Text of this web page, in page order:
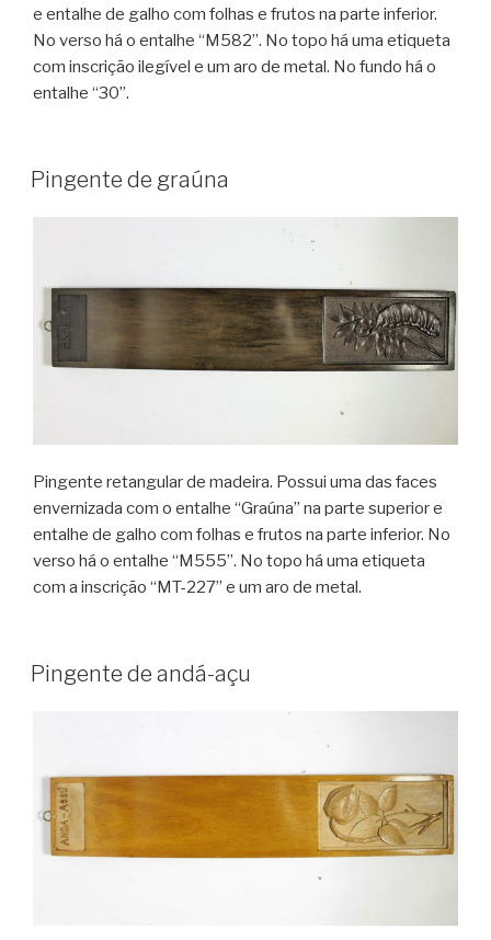
e entalhe de galho com folhas e frutos na parte inferior.
No verso há o entalhe “M582”. No topo há uma etiqueta
com inscrição ilegível e um aro de metal. No fundo há o
entalhe “30”.
Pingente de graúna
Pingente retangular de madeira. Possui uma das faces
envernizada com o entalhe “Graúna” na parte superior e
entalhe de galho com folhas e frutos na parte inferior. No
verso há o entalhe “M555”. No topo há uma etiqueta
com a inscrição “MT-227” e um aro de metal.
Pingente de andá-açu